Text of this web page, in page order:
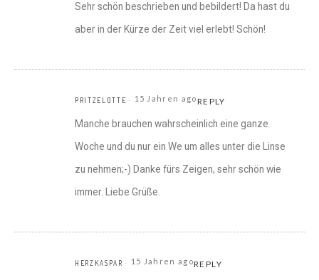
Sehr schön beschrieben und bebildert! Da hast du
aber in der Kürze der Zeit viel erlebt! Schön!
PRITZELOTTE 15 Jahren agoREPLY
Manche brauchen wahrscheinlich eine ganze
Woche und du nur ein We um alles unter die Linse
zu nehmen;-) Danke fürs Zeigen, sehr schön wie
immer. Liebe Grüße.
HERZKASPAR 15 Jahren agoREPLY